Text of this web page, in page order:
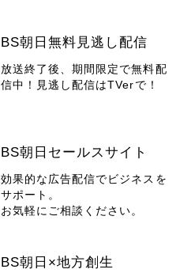
BS朝日無料見逃し配信
放送終了後、期間限定で無料配
信中！見逃し配信はTVerで！
BS朝日セールスサイト
効果的な広告配信でビジネスを
サポート。
お気軽にご相談ください。
BS朝日×地方創生